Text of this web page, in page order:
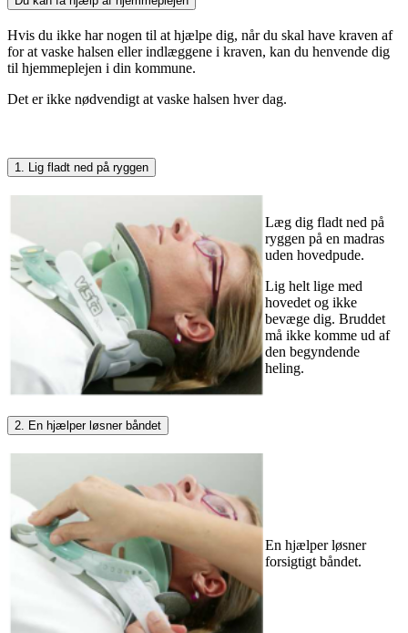
Hvis du ikke har nogen til at hjælpe dig, når du skal have kraven af
for at vaske halsen eller indlæggene i kraven, kan du henvende dig
til hjemmeplejen i din kommune.
Det er ikke nødvendigt at vaske halsen hver dag.
1. Lig fladt ned på ryggen
Læg dig fladt ned på
ryggen på en madras
uden hovedpude.
Lig helt lige med
hovedet og ikke
bevæge dig. Bruddet
må ikke komme ud af
den begyndende
heling.
2. En hjælper løsner båndet
En hjælper løsner
forsigtigt båndet.